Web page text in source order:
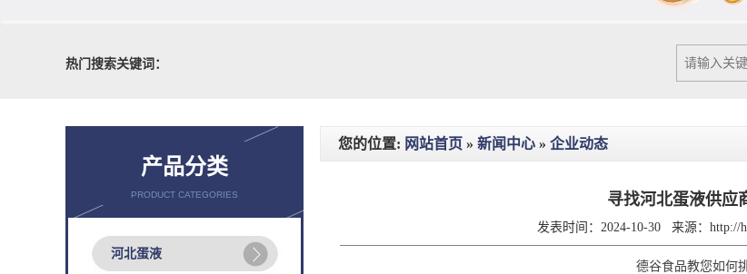
热门搜索关键词：
产品分类
PRODUCT CATEGORIES
河北蛋液
您的位置: 网站首页 » 新闻中心 » 企业动态
寻找河北蛋液供应
发表时间：2024-10-30 来源： http://
德谷食品教您如何